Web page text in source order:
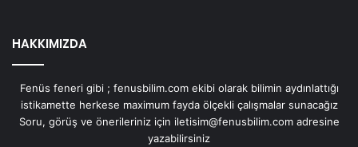
HAKKIMIZDA
Fenüs feneri gibi ; fenusbilim.com ekibi olarak bilimin aydınlattığı
istikamette herkese maximum fayda ölçekli çalışmalar sunacağız
Soru, görüş ve önerileriniz için iletisim@fenusbilim.com adresine
yazabilirsiniz